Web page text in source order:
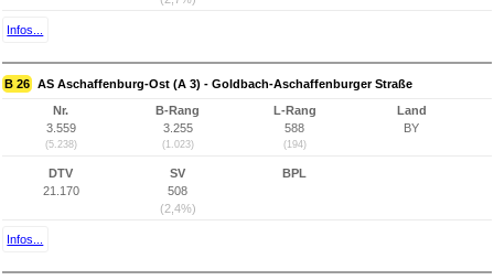
Infos...
B 26 AS Aschaffenburg-Ost (A 3) - Goldbach-Aschaffenburger Straße
Nr.
3.559
(5.238)
B-Rang
3.255
(1.023)
L-Rang
588
(194)
Land
BY
DTV
21.170
SV
508
(2,4%)
BPL
Infos...